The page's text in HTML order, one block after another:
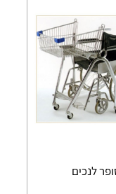
לנכים